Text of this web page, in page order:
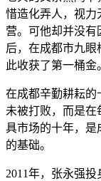
惜造化弄人，视力
营。可他却并没有
后，在成都市九眼
此收获了第一桶金
在成都辛勤耕耘的
未被打败，而是在
具市场的十年，是
的基础。
2011年，张永强